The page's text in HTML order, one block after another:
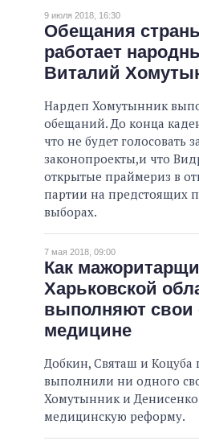
9 июля 2018, 16:30
Обещания
работает
Виталий
Нардеп Хомутынник
обещаний. До конца
что не будет голосовать
законопроекты,и что
открытые праймериз в
партии на предстоящих
выборах.
7 мая 2018, 09:00
Как
Харьковской
выполняют свои
медицине
Добкин, Святаш и Коцуба
выполнили ни одного
Хомутынник и Денисенко
медицинскую реформу.